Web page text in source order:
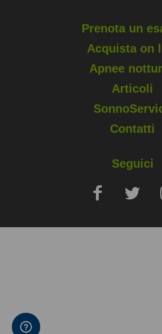
Prenota un
Acquista on
Apnee
Articoli
Contatti
Seguici